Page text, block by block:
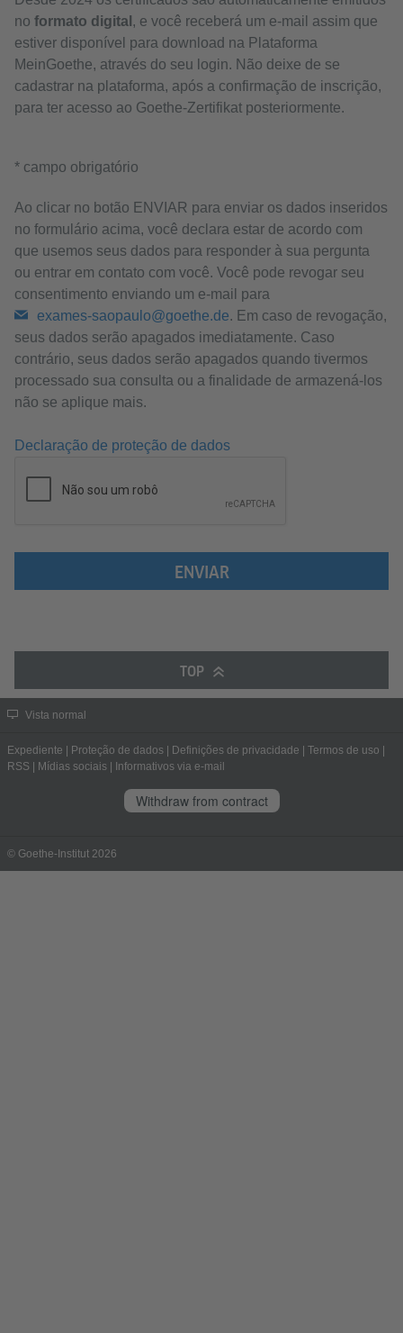
no formato digital , e você receberá um e-mail assim que
estiver disponível para download na Plataforma
MeinGoethe, através do seu login. Não deixe de se
cadastrar na plataforma, após a confirmação de inscrição,
para ter acesso ao Goethe-Zertifikat posteriormente.
* campo obrigatório
Ao clicar no botão ENVIAR para enviar os dados inseridos
no formulário acima, você declara estar de acordo com
que usemos seus dados para responder à sua pergunta
ou entrar em contato com você. Você pode revogar seu
consentimento enviando um e-mail para
exames-saopaulo@goethe.de. Em caso de revogação,
seus dados serão apagados imediatamente. Caso
contrário, seus dados serão apagados quando tivermos
processado sua consulta ou a finalidade de armazená-los
não se aplique mais.
Declaração de proteção de dados
ENVIAR
TOP
Vista normal
Expediente | Proteção de dados | Definições de privacidade | Termos de uso |
RSS | Mídias sociais | Informativos via e-mail
Withdraw from contract
© Goethe-Institut 2026